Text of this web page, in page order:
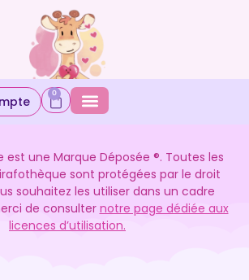
0
est une Marque Déposée ®. Toutes les
sont protégées par le droit
souhaitez les utiliser dans un cadre
de consulter notre page dédiée aux
licences d’utilisation.